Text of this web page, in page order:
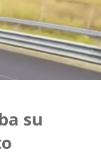
su